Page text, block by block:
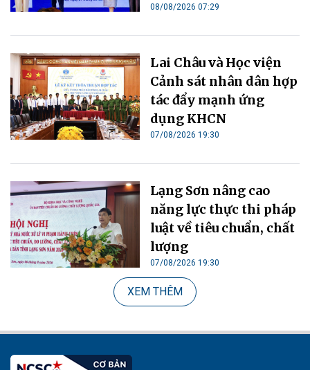
08/08/2026 07:29
Lai Châu và Học viện
Cảnh sát nhân dân hợp
tác đẩy mạnh ứng
dụng KHCN
07/08/2026 19:30
Lạng Sơn nâng cao
năng lực thực thi pháp
luật về tiêu chuẩn, chất
lượng
07/08/2026 19:30
XEM THÊM